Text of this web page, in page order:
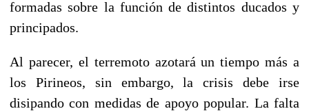
formadas sobre la función de distintos ducados y
principados.
Al parecer, el terremoto azotará un tiempo más a
los Pirineos, sin embargo, la crisis debe irse
disipando con medidas de apoyo popular. La falta